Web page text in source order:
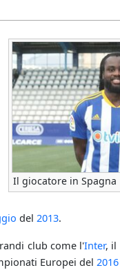
Il giocatore in Spagna
del2013.
club come l'Inter, il
Europei del2016